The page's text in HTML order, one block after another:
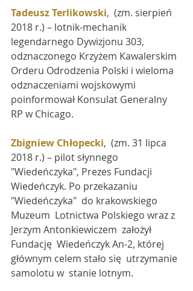
Tadeusz Terlikowski,  (zm. sierpień
2018 r.) – lotnik-mechanik
legendarnego Dywizjonu 303,
odznaczonego Krzyżem Kawalerskim
Orderu Odrodzenia Polski i wieloma
odznaczeniami wojskowymi
poinformował Konsulat Generalny
RP w Chicago.
Zbigniew Chłopecki,  (zm. 31 lipca
2018 r.) – pilot słynnego
"Wiedeńczyka", Prezes Fundacji
Wiedeńczyk. Po przekazaniu
"Wiedeńczyka"  do krakowskiego
Muzeum  Lotnictwa Polskiego wraz z
Jerzym Antonkiewiczem  założył
Fundację  Wiedeńczyk An-2, której
głównym celem stało się  utrzymanie
samolotu w  stanie lotnym.